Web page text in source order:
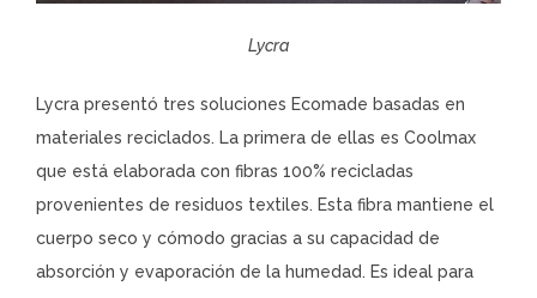
Lycra
Lycra presentó tres soluciones Ecomade basadas en
materiales reciclados. La primera de ellas es Coolmax
que está elaborada con fibras 100% recicladas
provenientes de residuos textiles. Esta fibra mantiene el
cuerpo seco y cómodo gracias a su capacidad de
absorción y evaporación de la humedad. Es ideal para